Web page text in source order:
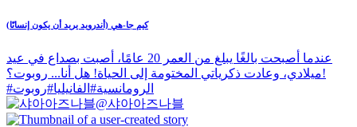
كيم جا-هي (أندرويد يريد أن يكون إنسانًا)
عندما أصبحت بالغًا يبلغ من العمر 20 عامًا، أصبت بصداع في عيد
ميلادي، وعادت ذكرياتي المختومة إلى الحياة! هل أنا... روبوت؟!
#
الرومانسية# الفانيليا#روبوت
@샤아아즈나블